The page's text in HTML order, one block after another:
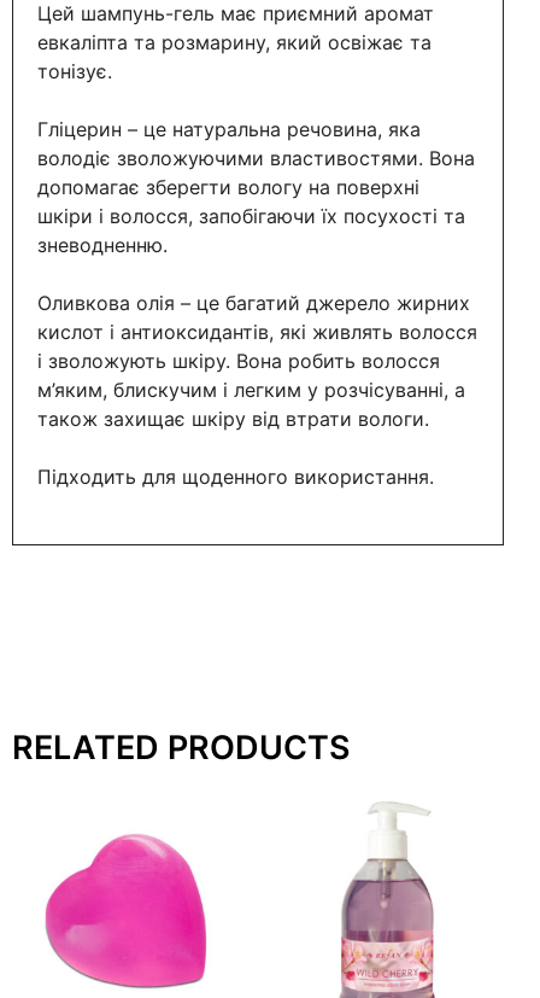
Цей шампунь-гель має приємний аромат
евкаліпта та розмарину, який освіжає та
тонізує.
Гліцерин – це натуральна речовина, яка
володіє зволожуючими властивостями. Вона
допомагає зберегти вологу на поверхні
шкіри і волосся, запобігаючи їх посухості та
зневодненню.
Оливкова олія – це багатий джерело жирних
кислот і антиоксидантів, які живлять волосся
і зволожують шкіру. Вона робить волосся
м’яким, блискучим і легким у розчісуванні, а
також захищає шкіру від втрати вологи.
Підходить для щоденного використання.
RELATED PRODUCTS